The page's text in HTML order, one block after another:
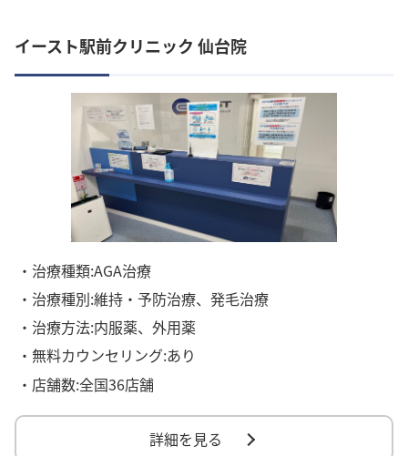
イースト駅前クリニック 仙台院
・治療種類:AGA治療
・治療種別:維持・予防治療、発毛治療
・治療方法:内服薬、外用薬
・無料カウンセリング:あり
・店舗数:全国36店舗
詳細を見る